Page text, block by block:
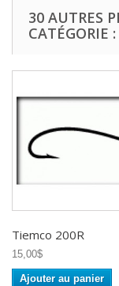
30 AUTRES
CATÉGORIE :
Tiemco 200R
15,00$
Ajouter au panier